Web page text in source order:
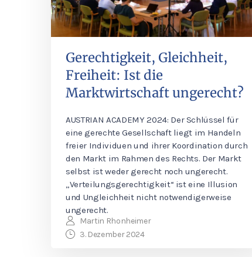
Gerechtigkeit, Gleichheit,
Freiheit: Ist die
Marktwirtschaft ungerecht?
AUSTRIAN ACADEMY 2024: Der Schlüssel für
eine gerechte Gesellschaft liegt im Handeln
freier Individuen und ihrer Koordination durch
den Markt im Rahmen des Rechts. Der Markt
selbst ist weder gerecht noch ungerecht.
„Verteilungsgerechtigkeit“ ist eine Illusion
und Ungleichheit nicht notwendigerweise
ungerecht.
Martin Rhonheimer
3. Dezember 2024